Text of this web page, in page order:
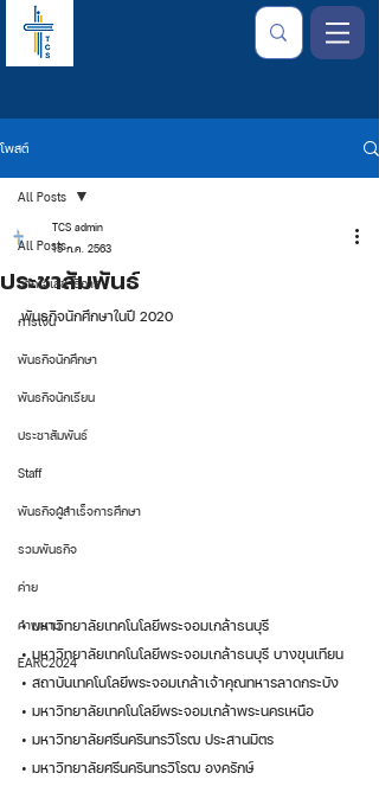
โพสต์
All Posts
จากใจเลขาธิการ
การเงิน
พันธกิจนักศึกษา
พันธกิจนักเรียน
ประชาสัมพันธ์
Staff
พันธกิจผู้สำเร็จการศึกษา
รวมพันธกิจ
ค่าย
คำพยาน
EARC2024
All Posts
ประชาสัมพันธ์
TCS admin
15 ก.ค. 2563
พันธกิจนักศึกษาในปี 2020
• มหาวิทยาลัยเทคโนโลยีพระจอมเกล้าธนบุรี
• มหาวิทยาลัยเทคโนโลยีพระจอมเกล้าธนบุรี บางขุนเทียน
• สถาบันเทคโนโลยีพระจอมเกล้าเจ้าคุณทหารลาดกระบัง
• มหาวิทยาลัยเทคโนโลยีพระจอมเกล้าพระนครเหนือ
• มหาวิทยาลัยศรีนครินทรวิโรฒ ประสานมิตร
• มหาวิทยาลัยศรีนครินทรวิโรฒ องครักษ์